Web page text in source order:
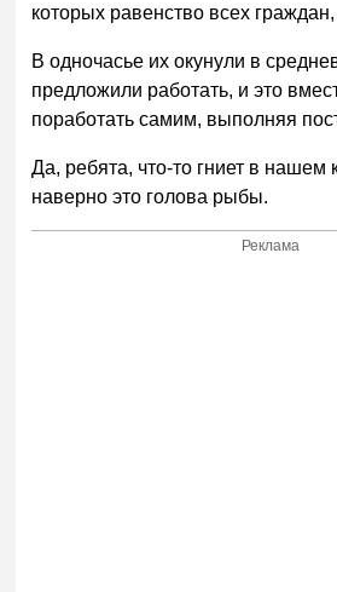
которых равенство всех
В одночасье их окунули в
предложили работать, и это
поработать самим, выполняя
Да, ребята, что-то гниет в нашем
наверно это голова рыбы.
Реклама